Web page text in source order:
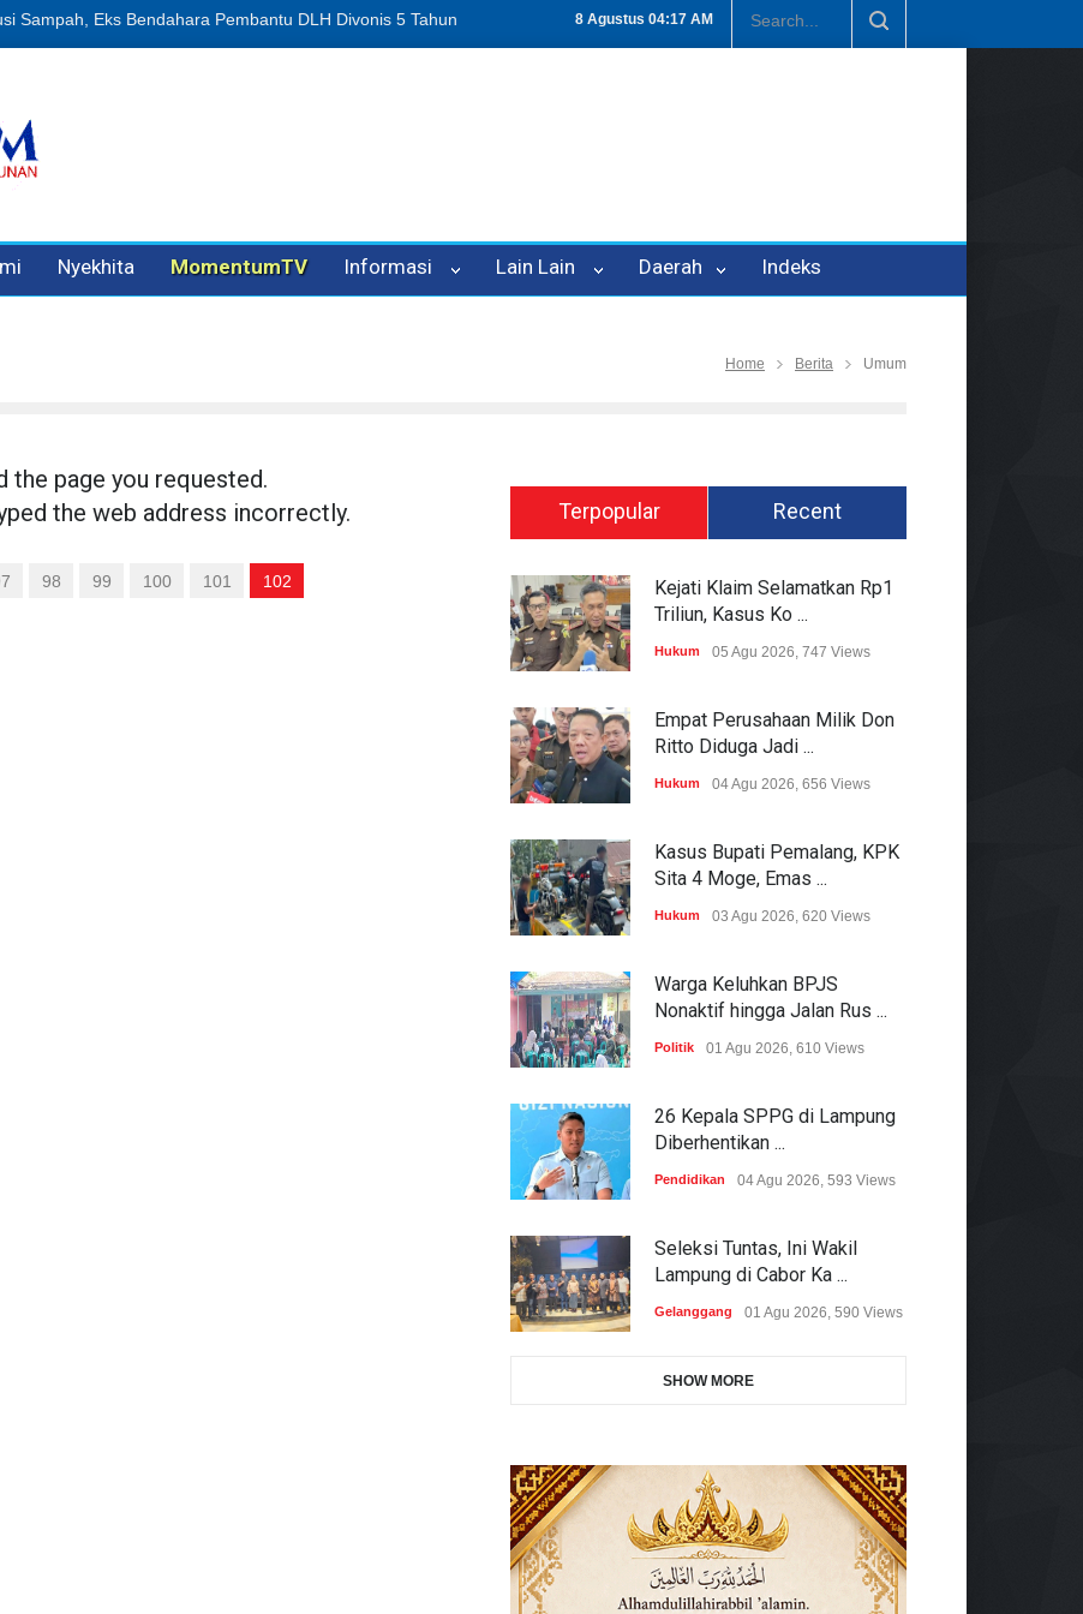
8 Agustus 04:17 AM
Sampah, Eks Bendahara Pembantu DLH Divonis 5 Tahun Dugaan Penipuan Oleh Oknum Kadis, Kuasa Hukum Pelapor Desak Polisi
Nyekhita MomentumTV Informasi Lain Lain Daerah Indeks
Home Berita Umum
the page you requested.
the web address incorrectly.
98 99 100 101 102
Terpopular Recent
Kejati Klaim Selamatkan Rp1
Triliun, Kasus Ko ...
Hukum 05 Agu 2026, 747 Views
Empat Perusahaan Milik Don
Ritto Diduga Jadi ...
Hukum 04 Agu 2026, 656 Views
Kasus Bupati Pemalang, KPK
Sita 4 Moge, Emas ...
Hukum 03 Agu 2026, 620 Views
Warga Keluhkan BPJS
Nonaktif hingga Jalan Rus ...
Politik 01 Agu 2026, 610 Views
26 Kepala SPPG di Lampung
Diberhentikan ...
Pendidikan 04 Agu 2026, 593 Views
Seleksi Tuntas, Ini Wakil
Lampung di Cabor Ka ...
Gelanggang 01 Agu 2026, 590 Views
SHOW MORE